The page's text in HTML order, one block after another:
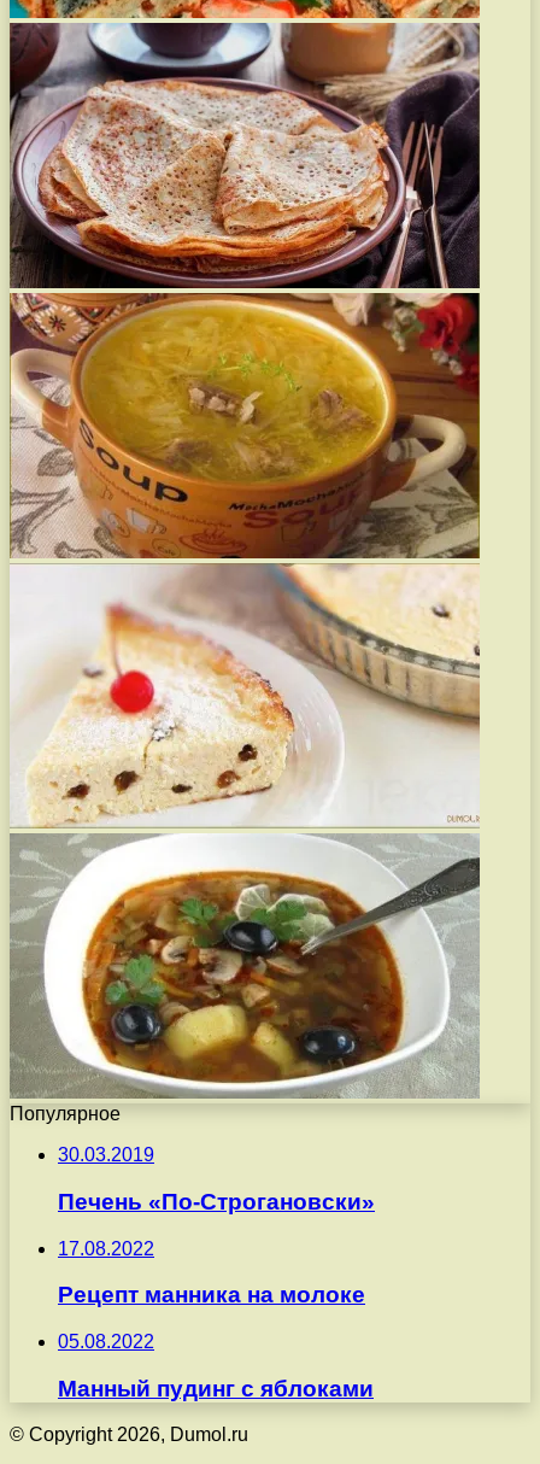
Популярное
30.03.2019
Печень «По-Строгановски»
17.08.2022
Рецепт манника на молоке
05.08.2022
Манный пудинг с яблоками
© Copyright 2026, Dumol.ru